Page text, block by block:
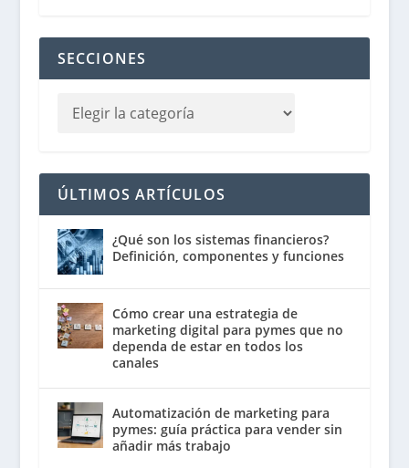
SECCIONES
ÚLTIMOS ARTÍCULOS
¿Qué son los sistemas financieros?
Definición, componentes y funciones
Cómo crear una estrategia de
marketing digital para pymes que no
dependa de estar en todos los
canales
Automatización de marketing para
pymes: guía práctica para vender sin
añadir más trabajo